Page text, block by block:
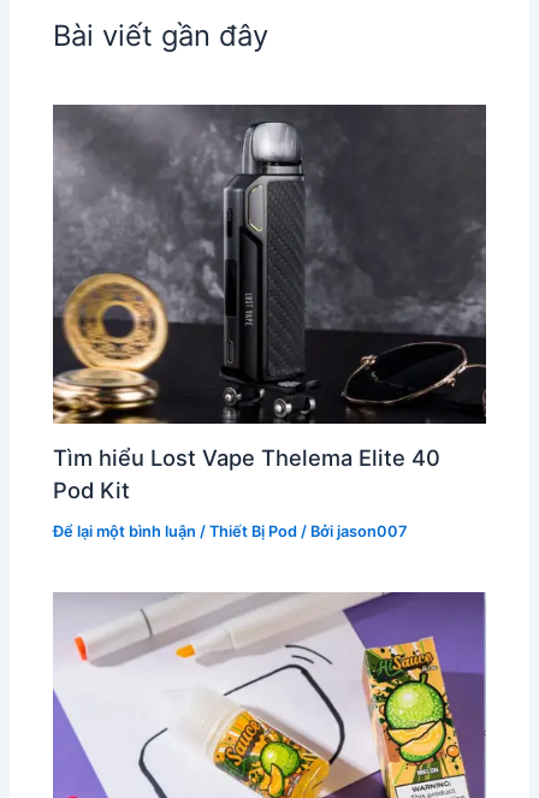
Bài viết gần đây
Tìm hiểu Lost Vape Thelema Elite 40
Pod Kit
Để lại một bình luận /Thiết Bị Pod / Bởijason007